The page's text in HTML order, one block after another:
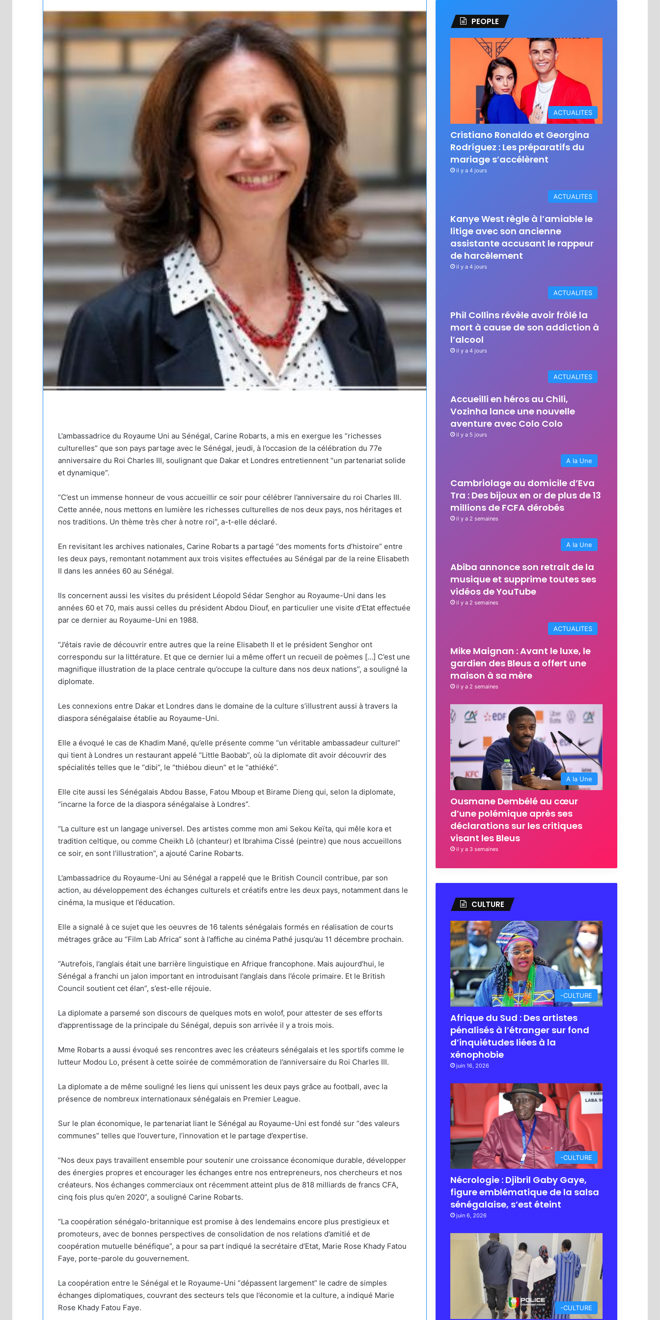
L’ambassadrice du Royaume Uni au Sénégal, Carine Robarts, a mis en exergue les ”richesses
culturelles” que son pays partage avec le Sénégal, jeudi, à l’occasion de la célébration du 77e
anniversaire du Roi Charles III, soulignant que Dakar et Londres entretiennent “un partenariat solide
et dynamique”.
“C’est un immense honneur de vous accueillir ce soir pour célébrer l’anniversaire du roi Charles III.
Cette année, nous mettons en lumière les richesses culturelles de nos deux pays, nos héritages et
nos traditions. Un thème très cher à notre roi”, a-t-elle déclaré.
En revisitant les archives nationales, Carine Robarts a partagé “des moments forts d’histoire” entre
les deux pays, remontant notamment aux trois visites effectuées au Sénégal par de la reine Elisabeth
II dans les années 60 au Sénégal.
Ils concernent aussi les visites du président Léopold Sédar Senghor au Royaume-Uni dans les
années 60 et 70, mais aussi celles du président Abdou Diouf, en particulier une visite d’Etat effectuée
par ce dernier au Royaume-Uni en 1988.
“J’étais ravie de découvrir entre autres que la reine Elisabeth II et le président Senghor ont
correspondu sur la littérature. Et que ce dernier lui a même offert un recueil de poèmes […] C’est une
magnifique illustration de la place centrale qu’occupe la culture dans nos deux nations”, a souligné la
diplomate.
Les connexions entre Dakar et Londres dans le domaine de la culture s’illustrent aussi à travers la
diaspora sénégalaise établie au Royaume-Uni.
Elle a évoqué le cas de Khadim Mané, qu’elle présente comme “un véritable ambassadeur culturel”
qui tient à Londres un restaurant appelé “Little Baobab”, où la diplomate dit avoir découvrir des
spécialités telles que le “dibi”, le “thiébou dieun” et le “athiéké”.
Elle cite aussi les Sénégalais Abdou Basse, Fatou Mboup et Birame Dieng qui, selon la diplomate,
“incarne la force de la diaspora sénégalaise à Londres”.
“La culture est un langage universel. Des artistes comme mon ami Sekou Keïta, qui mêle kora et
tradition celtique, ou comme Cheikh Lô (chanteur) et Ibrahima Cissé (peintre) que nous accueillons
ce soir, en sont l’illustration”, a ajouté Carine Robarts.
L’ambassadrice du Royaume-Uni au Sénégal a rappelé que le British Council contribue, par son
action, au développement des échanges culturels et créatifs entre les deux pays, notamment dans le
cinéma, la musique et l’éducation.
Elle a signalé à ce sujet que les oeuvres de 16 talents sénégalais formés en réalisation de courts
métrages grâce au “Film Lab Africa” sont à l’affiche au cinéma Pathé jusqu’au 11 décembre prochain.
“Autrefois, l’anglais était une barrière linguistique en Afrique francophone. Mais aujourd’hui, le
Sénégal a franchi un jalon important en introduisant l’anglais dans l’école primaire. Et le British
Council soutient cet élan”, s’est-elle réjouie.
La diplomate a parsemé son discours de quelques mots en wolof, pour attester de ses efforts
d’apprentissage de la principale du Sénégal, depuis son arrivée il y a trois mois.
Mme Robarts a aussi évoqué ses rencontres avec les créateurs sénégalais et les sportifs comme le
lutteur Modou Lo, présent à cette soirée de commémoration de l’anniversaire du Roi Charles III.
La diplomate a de même souligné les liens qui unissent les deux pays grâce au football, avec la
présence de nombreux internationaux sénégalais en Premier League.
Sur le plan économique, le partenariat liant le Sénégal au Royaume-Uni est fondé sur “des valeurs
communes” telles que l’ouverture, l’innovation et le partage d’expertise.
“Nos deux pays travaillent ensemble pour soutenir une croissance économique durable, développer
des énergies propres et encourager les échanges entre nos entrepreneurs, nos chercheurs et nos
créateurs. Nos échanges commerciaux ont récemment atteint plus de 818 milliards de francs CFA,
cinq fois plus qu’en 2020”, a souligné Carine Robarts.
“La coopération sénégalo-britannique est promise à des lendemains encore plus prestigieux et
promoteurs, avec de bonnes perspectives de consolidation de nos relations d’amitié et de
coopération mutuelle bénéfique”, a pour sa part indiqué la secrétaire d’Etat, Marie Rose Khady Fatou
Faye, porte-parole du gouvernement.
La coopération entre le Sénégal et le Royaume-Uni “dépassent largement” le cadre de simples
échanges diplomatiques, couvrant des secteurs tels que l’économie et la culture, a indiqué Marie
Rose Khady Fatou Faye.
PEOPLE
ACTUALITES
Cristiano Ronaldo et Georgina
Rodríguez : Les préparatifs du
mariage s’accélèrent
il y a 4 jours
ACTUALITES
Kanye West règle à l’amiable le
litige avec son ancienne
assistante accusant le rappeur
de harcèlement
il y a 4 jours
ACTUALITES
Phil Collins révèle avoir frôlé la
mort à cause de son addiction à
l’alcool
il y a 4 jours
ACTUALITES
Accueilli en héros au Chili,
Vozinha lance une nouvelle
aventure avec Colo Colo
il y a 5 jours
A la Une
Cambriolage au domicile d’Eva
Tra : Des bijoux en or de plus de 13
millions de FCFA dérobés
il y a 2 semaines
A la Une
Abiba annonce son retrait de la
musique et supprime toutes ses
vidéos de YouTube
il y a 2 semaines
ACTUALITES
Mike Maignan : Avant le luxe, le
gardien des Bleus a offert une
maison à sa mère
il y a 2 semaines
A la Une
Ousmane Dembélé au cœur
d’une polémique après ses
déclarations sur les critiques
visant les Bleus
il y a 3 semaines
CULTURE
-CULTURE
Afrique du Sud : Des artistes
pénalisés à l’étranger sur fond
d’inquiétudes liées à la
xénophobie
juin 16, 2026
-CULTURE
Nécrologie : Djibril Gaby Gaye,
figure emblématique de la salsa
sénégalaise, s’est éteint
juin 6, 2026
-CULTURE